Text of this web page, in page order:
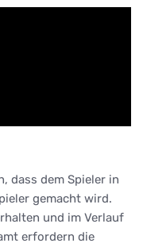
dass dem Spieler in
gemacht wird.
und im Verlauf
erfordern die